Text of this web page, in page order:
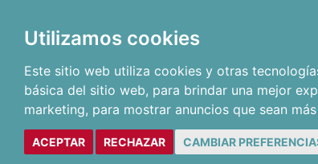
Utilizamos cookies
Este sitio web utiliza cookies y otras
básica del sitio web, para brindar una mejor
marketing, para mostrar anuncios que sean
ACEPTAR RECHAZAR CAMBIAR